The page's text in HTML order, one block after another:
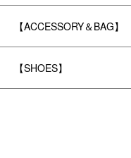
【ACCESSORY＆BAG】
【SHOES】